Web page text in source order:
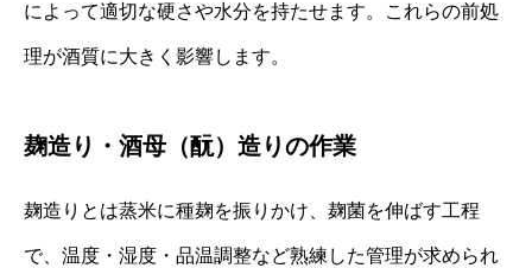
によって適切な硬さや水分を持たせます。これらの前処
理が酒質に大きく影響します。
麹造り・酒母（酛）造りの作業
麹造りとは蒸米に種麹を振りかけ、麹菌を伸ばす工程
で、温度・湿度・品温調整など熟練した管理が求められ